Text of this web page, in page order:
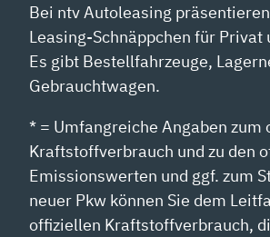
Bei ntv Autoleasing
Leasing-Schnäppchen für Privat
Es gibt Bestellfahrzeuge,
Gebrauchtwagen.
* = Umfangreiche Angaben zum
Kraftstoffverbrauch und zu den
Emissionswerten und ggf. zum
neuer Pkw können Sie dem
offiziellen Kraftstoffverbrauch,